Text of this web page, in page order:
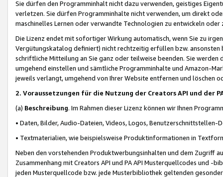
Sie dürfen den Programminhalt nicht dazu verwenden, geistiges
verletzen. Sie dürfen Programminhalte nicht verwenden, um direkt
maschinelles Lernen oder verwandte Technologien zu entwickeln
Die Lizenz endet mit sofortiger Wirkung automatisch, wenn Sie zu
Vergütungskatalog definiert) nicht rechtzeitig erfüllen bzw. ansonsten
schriftliche Mitteilung an Sie ganz oder teilweise beenden. Sie werden
umgehend einstellen und sämtliche Programminhalte und Amazon-
jeweils verlangt, umgehend von Ihrer Website entfernen und löschen
2. Voraussetzungen für die Nutzung der Creators API und der
(a) Beschreibung. Im Rahmen dieser Lizenz können wir Ihnen
• Daten, Bilder, Audio-Dateien, Videos, Logos, Benutzerschnittstellen-
• Textmaterialien, wie beispielsweise Produktinformationen in
Neben den vorstehenden Produktwerbungsinhalten und dem Zugriff
Zusammenhang mit Creators API und PA API Musterquellcodes und
jeden Musterquellcode bzw. jede Musterbibliothek geltenden